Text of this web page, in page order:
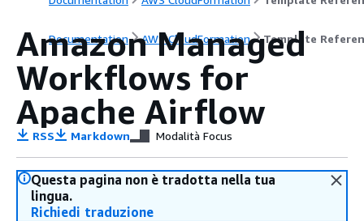
Documentation AWS CloudFormation Template
Amazon Managed
Workflows for
Apache Airflow
RSS Markdown Modalità Focus
Questa pagina non è tradotta nella tua
lingua.
Richiedi traduzione